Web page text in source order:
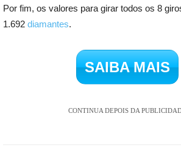
Por fim, os valores para girar todos os 8
1.692 diamantes.
SAIBA MAIS
CONTINUA DEPOIS DA